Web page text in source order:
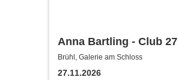
Anna Bartling - Club 27
Brühl, Galerie am Schloss
27.11.2026